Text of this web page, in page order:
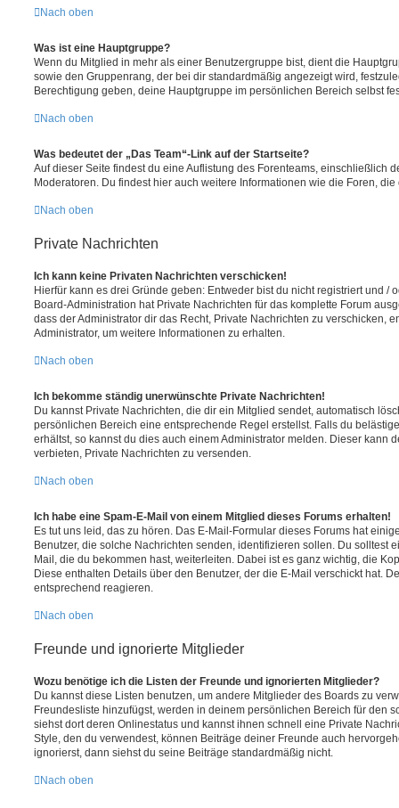
Nach oben
Was ist eine Hauptgruppe?
Wenn du Mitglied in mehr als einer Benutzergruppe bist, dient die
sowie den Gruppenrang, der bei dir standardmäßig angezeigt wird,
Berechtigung geben, deine Hauptgruppe im persönlichen Bereich selbst
Nach oben
Was bedeutet der „Das Team“-Link auf der Startseite?
Auf dieser Seite findest du eine Auflistung des Forenteams, einschließlich
Moderatoren. Du findest hier auch weitere Informationen wie die Foren,
Nach oben
Private Nachrichten
Ich kann keine Privaten Nachrichten verschicken!
Hierfür kann es drei Gründe geben: Entweder bist du nicht registriert und /
Board-Administration hat Private Nachrichten für das komplette Forum
dass der Administrator dir das Recht, Private Nachrichten zu verschicken,
Administrator, um weitere Informationen zu erhalten.
Nach oben
Ich bekomme ständig unerwünschte Private Nachrichten!
Du kannst Private Nachrichten, die dir ein Mitglied sendet, automatisch
persönlichen Bereich eine entsprechende Regel erstellst. Falls du
erhältst, so kannst du dies auch einem Administrator melden. Dieser kann
verbieten, Private Nachrichten zu versenden.
Nach oben
Ich habe eine Spam-E-Mail von einem Mitglied dieses Forums erhalten!
Es tut uns leid, das zu hören. Das E-Mail-Formular dieses Forums hat
Benutzer, die solche Nachrichten senden, identifizieren sollen. Du solltest
Mail, die du bekommen hast, weiterleiten. Dabei ist es ganz wichtig, die
Diese enthalten Details über den Benutzer, der die E-Mail verschickt hat.
entsprechend reagieren.
Nach oben
Freunde und ignorierte Mitglieder
Wozu benötige ich die Listen der Freunde und ignorierten Mitglieder?
Du kannst diese Listen benutzen, um andere Mitglieder des Boards zu
Freundesliste hinzufügst, werden in deinem persönlichen Bereich für den
siehst dort deren Onlinestatus und kannst ihnen schnell eine Private
Style, den du verwendest, können Beiträge deiner Freunde auch
ignorierst, dann siehst du seine Beiträge standardmäßig nicht.
Nach oben